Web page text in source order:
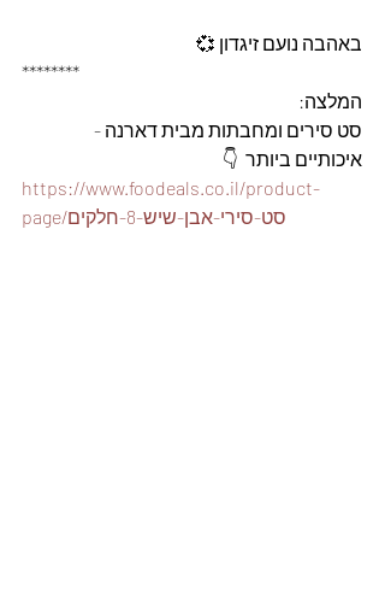
באהבה נועם זיגדון 💞
********
המלצה:
סט סירים ומחבתות מבית דארנה -
איכותיים ביותר  👇
https://www.foodeals.co.il/product-
page/סט-סירי-אבן-שיש-8-חלקים